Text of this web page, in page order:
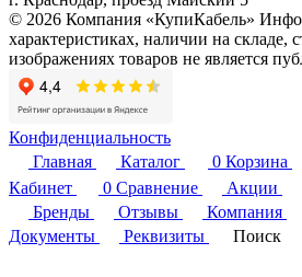
© 2026 Компания «КупиКабель»
характеристиках, наличии на складе,
изображениях товаров не является
Конфиденциальность
Главная
Каталог 0 Корзина
Кабинет
0 Сравнение Акции
Бренды
Отзывы Компания
Документы
Реквизиты Поиск